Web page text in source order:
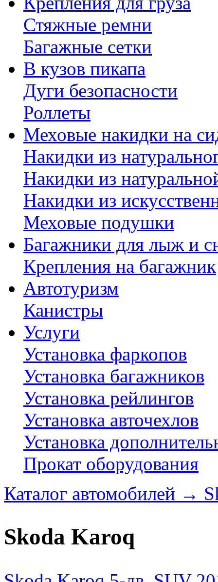
Стяжные ремни
Багажные сетки
В кузов пикапа
Дуги безопасности
Роллеты
Меховые накидки на
Накидки из
Накидки из
Накидки из
Меховые подушки
Багажники для лыж и
Крепления на багажник
Автотуризм
Канистры
Услуги
Установка фаркопов
Установка багажников
Установка рейлингов
Установка авточехлов
Установка
Прокат оборудования
Каталог автомобилей →
Skoda Karoq